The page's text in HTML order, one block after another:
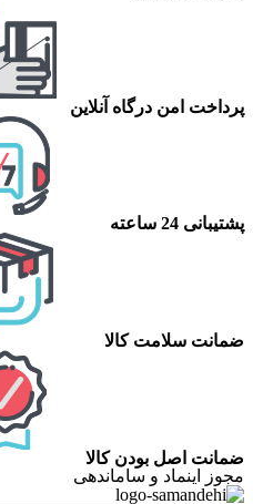
پرداخت امن درگاه آنلاین
پشتیبانی 24 ساعته
ضمانت سلامت کالا
ضمانت اصل بودن کالا
مجوز اینماد و ساماندهی